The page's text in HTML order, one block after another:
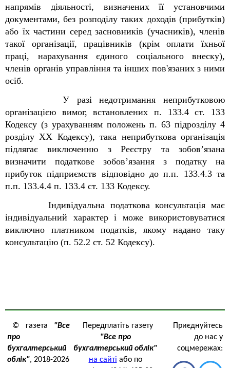
напрямів діяльності, визначених її установчими
документами, без розподілу таких доходів (прибутків)
або їх частини серед засновників (учасників), членів
такої організації,працівників (крім оплати їхньої
праці, нарахування єдиного соціального внеску),
членів органів управління та інших пов'язаних з ними
осіб.
У разі недотримання неприбутковою
організацією вимог, встановлених п. 133.4 ст. 133
Кодексу (з урахуванням положень п. 63 підрозділу 4
розділу ХХ Кодексу), така неприбуткова організація
підлягає виключенню з Реєстру та зобов’язана
визначити податкове зобов’язання з податку на
прибуток підприємств відповідно до п.п. 133.4.3 та
п.п. 133.4.4 п. 133.4 ст. 133 Кодексу.
Індивідуальна податкова консультація має
індивідуальний характер і може використовуватися
виключно платником податків, якому надано таку
консультацію (п. 52.2 ст. 52 Кодексу).
© газета "Все
про
бухгалтерський
облік", 2018-2026
Передплатіть газету
"Все про
бухгалтерський облік"
на сайті або по
Приєднуйтесь
до нас у
соцмережах: